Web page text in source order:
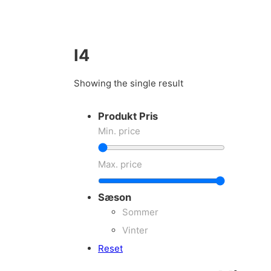
I4
Showing the single result
Produkt Pris
Min. price
Max. price
Sæson
Sommer
Vinter
Reset